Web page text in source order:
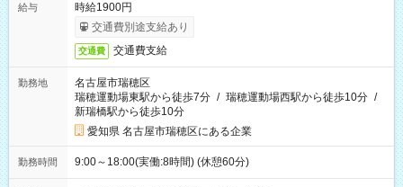
給与
時給1900円
交通費別途支給あり
交通費 交通費支給
勤務地
名古屋市瑞穂区
瑞穂運動場東駅から徒歩7分 / 瑞穂運動場西駅から徒歩10分 /
新瑞橋駅から徒歩10分
愛知県 名古屋市瑞穂区にある企業
勤務時間 9:00～18:00(実働:8時間) (休憩60分)